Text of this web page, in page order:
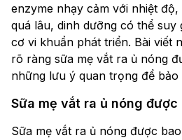
enzyme nhạy cảm với nhiệt
quá lâu, dinh dưỡng có thể suy
cơ vi khuẩn phát triển. Bài viết
rõ ràng sữa mẹ vắt ra ủ nóng
những lưu ý quan trọng để bảo
Sữa mẹ vắt ra ủ nóng được
Sữa mẹ vắt ra ủ nóng được